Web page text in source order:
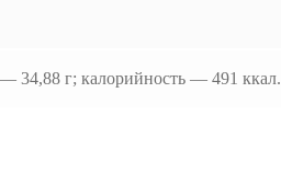
г; калорийность — 491 ккал.